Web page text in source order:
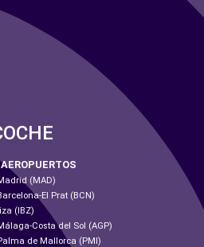
(MAD)
El Prat (BCN)
(IBZ)
Costa del Sol (AGP)
de Mallorca (PMI)